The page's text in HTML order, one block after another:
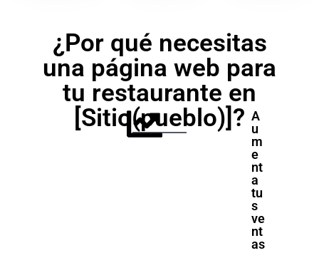
¿Por qué necesitas
una página web para
tu restaurante en
[Sitio(pueblo)]? A
u
m
e
nt
a
tu
s
ve
nt
as